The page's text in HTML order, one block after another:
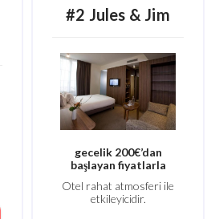
#2 Jules & Jim
gecelik 200€’dan
başlayan fiyatlarla
Otel rahat atmosferi ile
etkileyicidir.